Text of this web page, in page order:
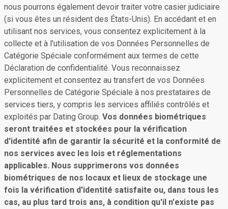
nous pourrons également devoir traiter votre casier judiciaire
(si vous êtes un résident des États-Unis). En accédant et en
utilisant nos services, vous consentez explicitement à la
collecte et à l'utilisation de vos Données Personnelles de
Catégorie Spéciale conformément aux termes de cette
Déclaration de confidentialité. Vous reconnaissez
explicitement et consentez au transfert de vos Données
Personnelles de Catégorie Spéciale à nos prestataires de
services tiers, y compris les services affiliés contrôlés et
exploités par Dating Group. Vos données biométriques
seront traitées et stockées pour la vérification
d'identité afin de garantir la sécurité et la conformité de
nos services avec les lois et réglementations
applicables. Nous supprimerons vos données
biométriques de nos locaux et lieux de stockage une
fois la vérification d'identité satisfaite ou, dans tous les
cas, au plus tard trois ans, à condition qu'il n'existe pas